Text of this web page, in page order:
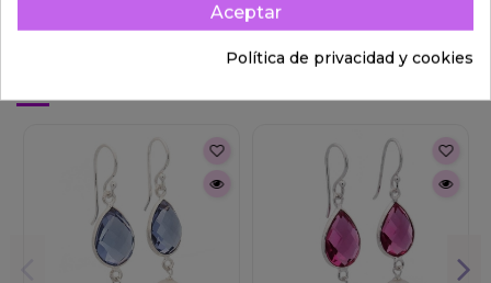
Aceptar
Política de privacidad y cookies